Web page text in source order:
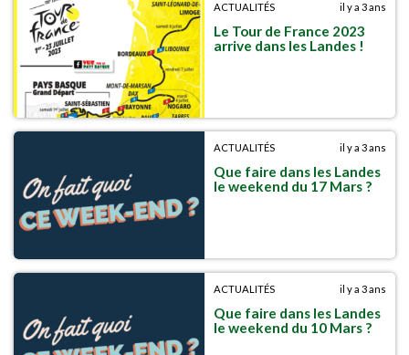
ACTUALITÉS il y a 3 ans
Le Tour de France 2023
arrive dans les Landes !
ACTUALITÉS il y a 3 ans
Que faire dans les Landes
le weekend du 17 Mars ?
ACTUALITÉS il y a 3 ans
Que faire dans les Landes
le weekend du 10 Mars ?